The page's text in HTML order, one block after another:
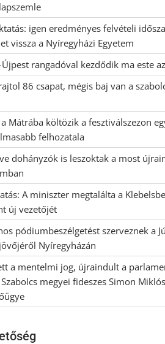
igen eredményes felvételi
vissza a Nyíregyházi Egyetem
rangadóval kezdődik ma este
86 csapat, mégis baj van a
Mátrába költözik a fesztiválszezon
felhozatala
dohányzók is leszoktak a most
A miniszter megtalálta a
új vezetőjét
pódiumbeszélgetést szerveznek a
Nyíregyházán
a mentelmi jog, újraindult a
megyei fideszes Simon Miklós